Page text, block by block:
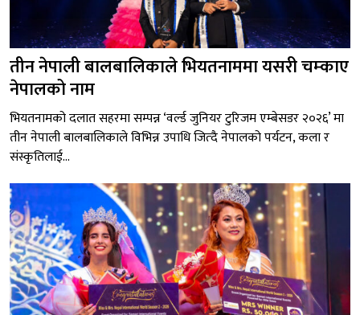
तीन नेपाली बालबालिकाले भियतनाममा यसरी चम्काए
नेपालको नाम
भियतनामको दलात सहरमा सम्पन्न ‘वर्ल्ड जुनियर टुरिजम एम्बेसडर २०२६’ मा
तीन नेपाली बालबालिकाले विभिन्न उपाधि जित्दै नेपालको पर्यटन, कला र
संस्कृतिलाई...